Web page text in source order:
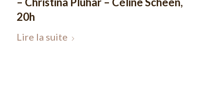
20h
Lire la suite